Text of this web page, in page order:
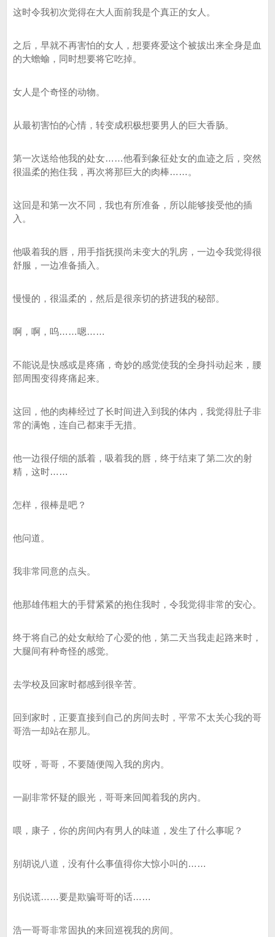
这时令我初次觉得在大人面前我是个真正的女人。
之后，早就不再害怕的女人，想要疼爱这个被拔出来全身是血
的大蟾蝓，同时想要将它吃掉。
女人是个奇怪的动物。
从最初害怕的心情，转变成积极想要男人的巨大香肠。
第一次送给他我的处女……他看到象征处女的血迹之后，突然
很温柔的抱住我，再次将那巨大的肉棒……。
这回是和第一次不同，我也有所准备，所以能够接受他的插
入。
他吸着我的唇，用手指抚摸尚未变大的乳房，一边令我觉得很
舒服，一边准备插入。
慢慢的，很温柔的，然后是很亲切的挤进我的秘部。
啊，啊，呜……嗯……
不能说是快感或是疼痛，奇妙的感觉使我的全身抖动起来，腰
部周围变得疼痛起来。
这回，他的肉棒经过了长时间进入到我的体内，我觉得肚子非
常的满饱，连自己都束手无措。
他一边很仔细的舐着，吸着我的唇，终于结束了第二次的射
精，这时……
怎样，很棒是吧？
他问道。
我非常同意的点头。
他那雄伟粗大的手臂紧紧的抱住我时，令我觉得非常的安心。
终于将自己的处女献给了心爱的他，第二天当我走起路来时，
大腿间有种奇怪的感觉。
去学校及回家时都感到很辛苦。
回到家时，正要直接到自己的房间去时，平常不太关心我的哥
哥浩一却站在那儿。
哎呀，哥哥，不要随便闯入我的房内。
一副非常怀疑的眼光，哥哥来回闻着我的房内。
喂，康子，你的房间内有男人的味道，发生了什么事呢？
别胡说八道，没有什么事值得你大惊小叫的……
别说谎……要是欺骗哥哥的话……
浩一哥哥非常固执的来回巡视我的房间。